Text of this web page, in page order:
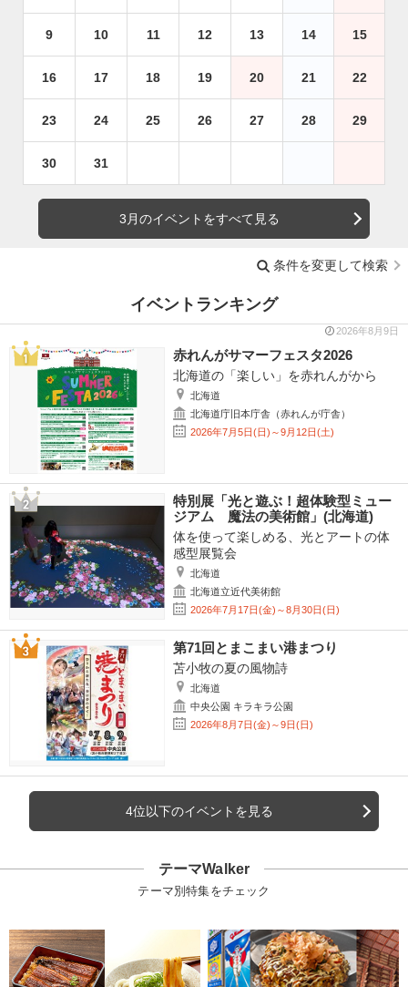
9 10 11 12 13 14 15
16 17 18 19 20 21 22
23 24 25 26 27 28 29
30 31
3月のイベントをすべて見る
条件を変更して検索
イベントランキング
2026年8月9日
赤れんがサマーフェスタ2026
北海道の「楽しい」を赤れんがから
北海道
北海道庁旧本庁舎（赤れんが庁舎）
2026年7月5日(日)～9月12日(土)
特別展「光と遊ぶ！超体験型ミュー
ジアム 魔法の美術館」(北海道)
体を使って楽しめる、光とアートの体
感型展覧会
北海道
北海道立近代美術館
2026年7月17日(金)～8月30日(日)
第71回とまこまい港まつり
苫小牧の夏の風物詩
北海道
中央公園 キラキラ公園
2026年8月7日(金)～9日(日)
4位以下のイベントを見る
テーマWalker
テーマ別特集をチェック